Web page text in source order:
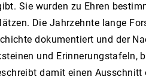
Sie wurden zu Ehren
Die Jahrzehnte lange
dokumentiert und der
und
damit einen